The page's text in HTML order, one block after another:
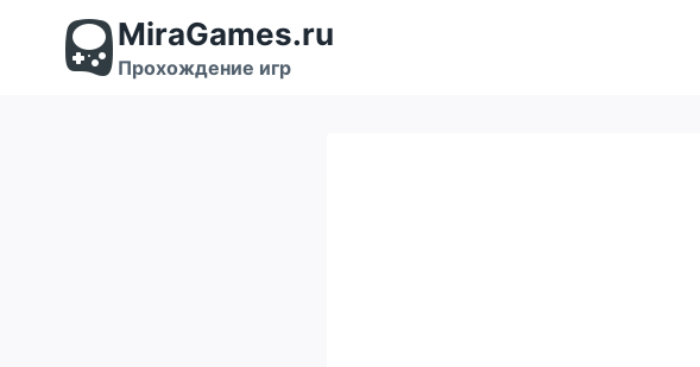
содержимому
MiraGames.ru
Прохождение игр